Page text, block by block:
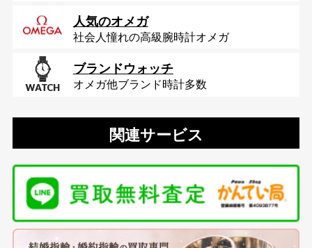
人気のオメガ
社会人憧れの高級腕時計オメガ
ブランドウォッチ
オメガ他ブランド時計多数
関連サービス